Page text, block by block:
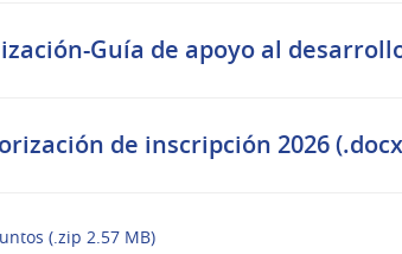
Guía de apoyo al
de inscripción 2026 (.docx
(.zip 2.57 MB)